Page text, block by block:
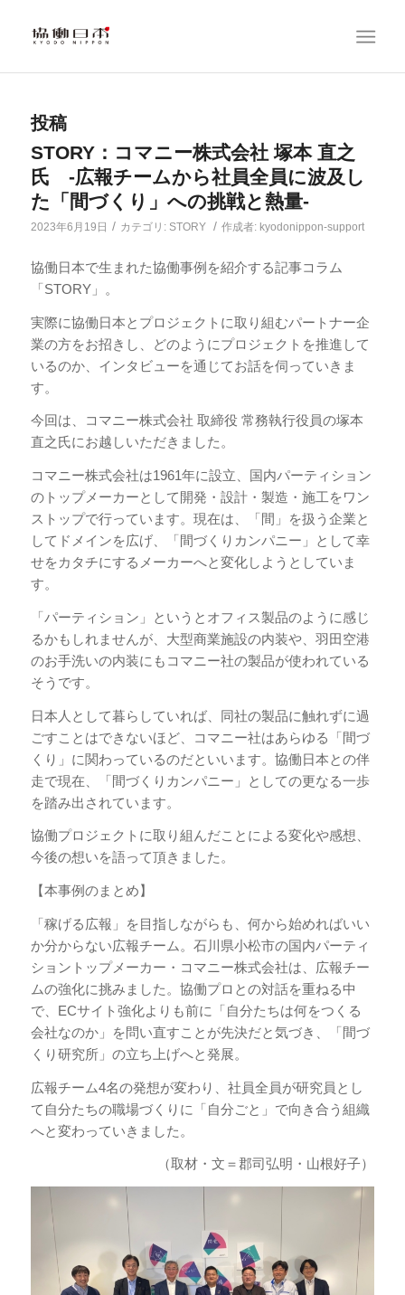
投稿
STORY：コマニー株式会社 塚本 直之
氏 -広報チームから社員全員に波及し
た「間づくり」への挑戦と熱量-
2023年6月19日 / カテゴリ: STORY / 作成者: kyodonippon-support
協働日本で生まれた協働事例を紹介する記事コラム
「STORY」。
実際に協働日本とプロジェクトに取り組むパートナー企
業の方をお招きし、どのようにプロジェクトを推進して
いるのか、インタビューを通じてお話を伺っていきま
す。
今回は、コマニー株式会社 取締役 常務執行役員の塚本
直之氏にお越しいただきました。
コマニー株式会社は1961年に設立、国内パーティション
のトップメーカーとして開発・設計・製造・施工をワン
ストップで行っています。現在は、「間」を扱う企業と
してドメインを広げ、「間づくりカンパニー」として幸
せをカタチにするメーカーへと変化しようとしていま
す。
「パーティション」というとオフィス製品のように感じ
るかもしれませんが、大型商業施設の内装や、羽田空港
のお手洗いの内装にもコマニー社の製品が使われている
そうです。
日本人として暮らしていれば、同社の製品に触れずに過
ごすことはできないほど、コマニー社はあらゆる「間づ
くり」に関わっているのだといいます。協働日本との伴
走で現在、「間づくりカンパニー」としての更なる一歩
を踏み出されています。
協働プロジェクトに取り組んだことによる変化や感想、
今後の想いを語って頂きました。
【本事例のまとめ】
「稼げる広報」を目指しながらも、何から始めればいい
か分からない広報チーム。石川県小松市の国内パーティ
ショントップメーカー・コマニー株式会社は、広報チー
ムの強化に挑みました。協働プロとの対話を重ねる中
で、ECサイト強化よりも前に「自分たちは何をつくる
会社なのか」を問い直すことが先決だと気づき、「間づ
くり研究所」の立ち上げへと発展。
広報チーム4名の発想が変わり、社員全員が研究員とし
て自分たちの職場づくりに「自分ごと」で向き合う組織
へと変わっていきました。
（取材・文＝郡司弘明・山根好子）